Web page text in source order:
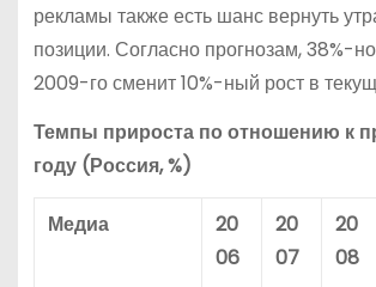
рекламы также есть шанс вернуть
позиции. Согласно прогнозам, 38%-
2009-го сменит 10%-ный рост в
Темпы прироста по отношению к
году (Россия, %)
Медиа
20
06
20
07
20
08